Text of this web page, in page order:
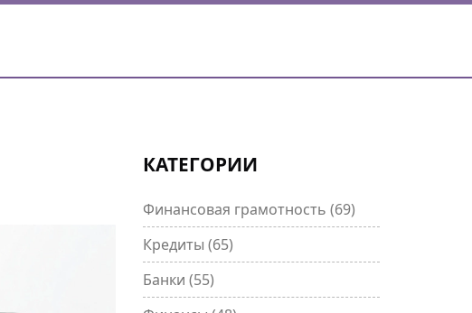
КАТЕГОРИИ
Финансовая грамотность (69)
Кредиты (65)
Банки (55)